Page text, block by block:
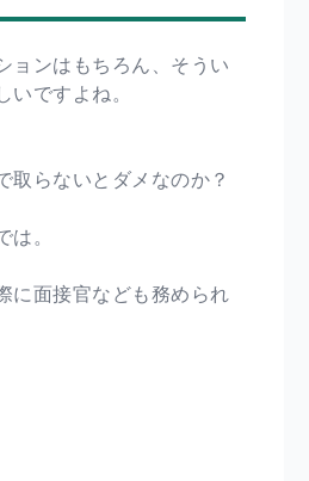
ョンはもちろん、そうい
ですよね。
らないとダメなのか？
。
に面接官なども務められ